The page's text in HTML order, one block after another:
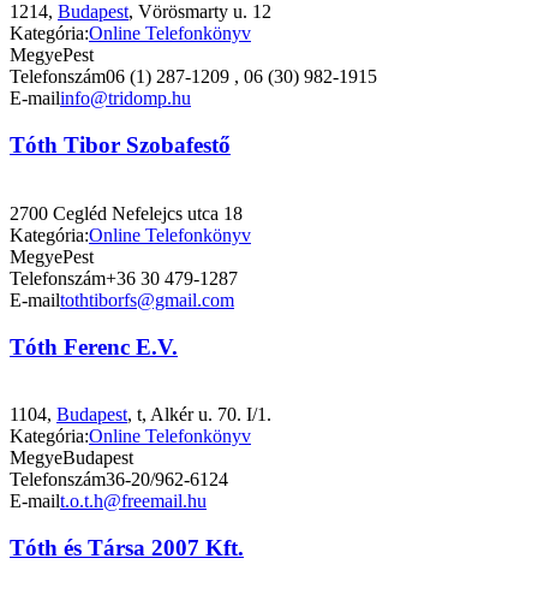
1214, Budapest, Vörösmarty u. 12
Kategória:Online Telefonkönyv
MegyePest
Telefonszám06 (1) 287-1209 , 06 (30) 982-1915
E-mailinfo@tridomp.hu
Tóth Tibor Szobafestő
2700 Cegléd Nefelejcs utca 18
Kategória:Online Telefonkönyv
MegyePest
Telefonszám+36 30 479-1287
E-mailtothtiborfs@gmail.com
Tóth Ferenc E.V.
1104, Budapest, t, Alkér u. 70. I/1.
Kategória:Online Telefonkönyv
MegyeBudapest
Telefonszám36-20/962-6124
E-mailt.o.t.h@freemail.hu
Tóth és Társa 2007 Kft.